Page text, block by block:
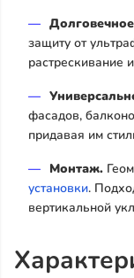
защиту от
растрескивание
фасадов,
придавая им
Монтаж.
установки.
вертикальной